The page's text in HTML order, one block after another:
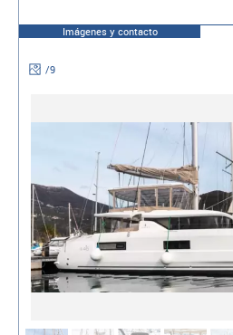
Imágenes y contacto
/9